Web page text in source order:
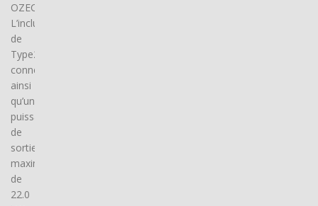
OZECAR.
L’inclusion
de
Type2
connector(s),
ainsi
qu’une
puissance
de
sortie
maximale
de
22.0